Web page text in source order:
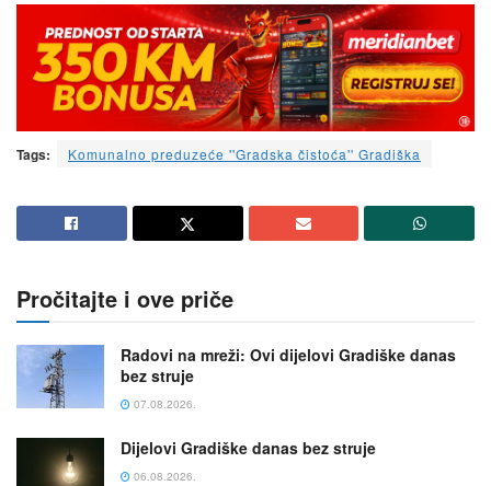
Tags: Komunalno preduzeće ''Gradska čistoća'' Gradiška
Pročitajte i ove priče
Radovi na mreži: Ovi dijelovi Gradiške danas
bez struje
07.08.2026.
Dijelovi Gradiške danas bez struje
06.08.2026.